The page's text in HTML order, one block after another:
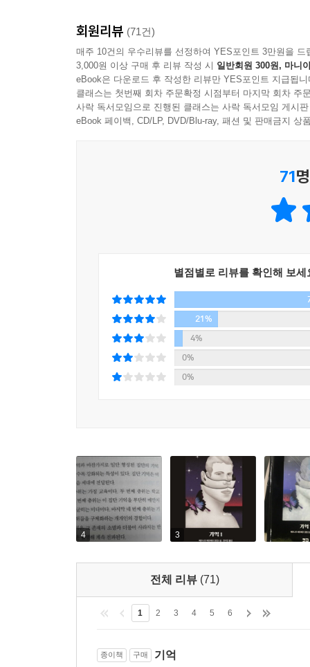
회원리뷰 (71건)
매주 10건의 우수리뷰를 선정하여 YES포인트 3만원을 드
3,000원 이상 구매 후 리뷰 작성 시 일반회원 300원, 마니
eBook은 다운로드 후 작성한 리뷰만 YES포인트 지급됩니
클래스는 첫번째 회차 주문확정 시점부터 마지막 회차 주
사락 독서모임으로 진행된 클래스는 사락 독서모임 게시
eBook 페이백, CD/LP, DVD/Blu-ray, 패션 및 판매금지 상
71
별점별로 리뷰를 확인해 보세
21%
4%
0%
0%
4 3
전체 리뷰 (71)
1 2 3 4 5 6
종이책 구매 기억